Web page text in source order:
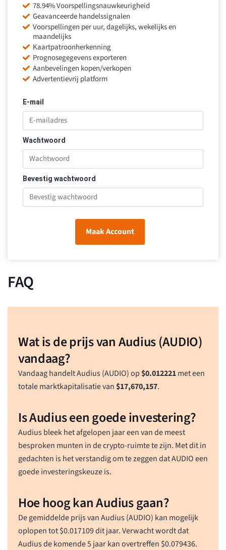
E-mail
Wachtwoord
Bevestig wachtwoord
Maak Account
78.94% Voorspellingsnauwkeurigheid
Geavanceerde handelssignalen
Voorspellingen per uur, dagelijks, wekelijks en
maandelijks
Kaartpatroonherkenning
Prognosegegevens exporteren
Aanbevelingen kopen/verkopen
Advertentievrij platform
FAQ
Wat is de prijs van Audius (AUDIO)
vandaag?
Vandaag handelt Audius (AUDIO) op$0.012221met een
totale marktkapitalisatie van$17,670,157.
Is Audius een goede investering?
Audius bleek het afgelopen jaar een van de meest
besproken munten in de crypto-ruimte te zijn. Met dit in
gedachten is het verstandig om te zeggen dat AUDIO een
goede investeringskeuze is.
Hoe hoog kan Audius gaan?
De gemiddelde prijs van Audius (AUDIO) kan mogelijk
oplopen tot$0.017109dit jaar. Verwacht wordt dat
Audius de komende 5 jaar kan overtreffen $0.079436.